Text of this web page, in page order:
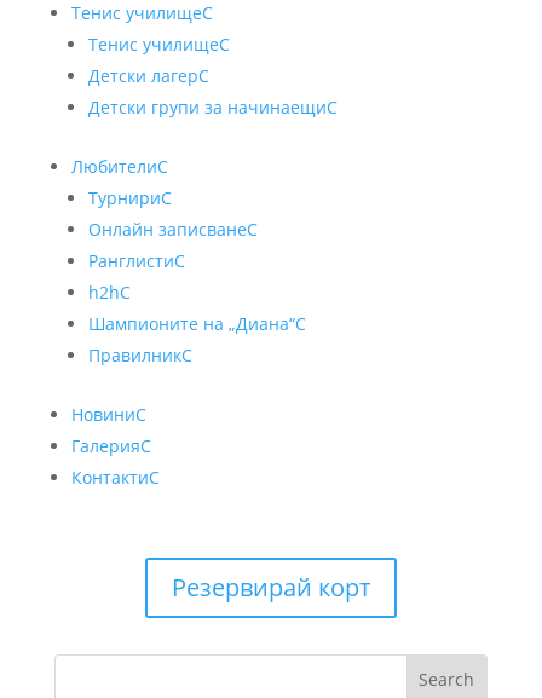
Тенис училищеC
Тенис училищеC
Детски лагерC
Детски групи за начинаещиC
ЛюбителиC
ТурнириC
Онлайн записванеC
РанглистиC
h2hC
Шампионите на „Диана“C
ПравилникC
НовиниC
ГалерияC
КонтактиC
Резервирай корт